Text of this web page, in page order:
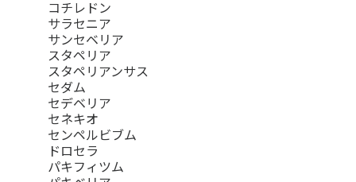
コチレドン
サラセニア
サンセベリア
スタペリア
スタペリアンサス
セダム
セデベリア
セネキオ
センペルビブム
ドロセラ
パキフィツム